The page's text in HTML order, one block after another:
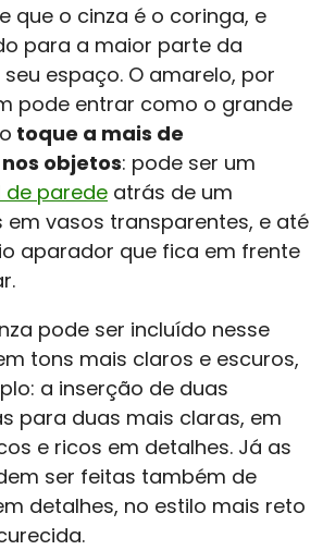
que o cinza é o coringa, e
para a maior parte da
espaço. O amarelo, por
pode entrar como o grande
toque a mais de
objetos: pode ser um
de parede atrás de um
vasos transparentes, e até
aparador que fica em frente
pode ser incluído nesse
tons mais claros e escuros,
a inserção de duas
para duas mais claras, em
e ricos em detalhes. Já as
ser feitas também de
detalhes, no estilo mais reto